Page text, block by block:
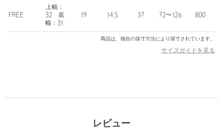
【注意事項】
※商品に「取り扱い上の注意書き」、「洗濯表示」がございます
※商品画像は、光の当たり具合やパソコンなどの閲覧環境によ
り、実際の色味と異なって見える場合がございます。あらかじめ
FREE
上幅：
32 底
幅：31
19 14.5 37 72〜126 800
商品は、独自の採寸方法により採寸されています。
サイズガイドを見る
レビュー